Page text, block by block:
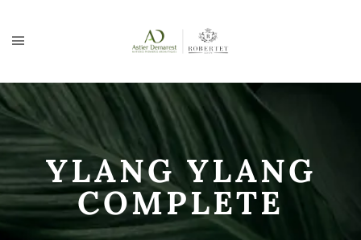
YLANG YLANG
COMPLETE